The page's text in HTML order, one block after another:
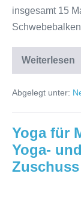
insgesamt 15
Weiterlesen
2025
Abgelegt unter:
Yoga für
Yoga-